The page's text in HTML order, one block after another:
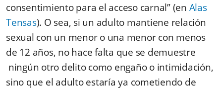
consentimiento para el acceso carnal” (en Alas
Tensas). O sea, si un adulto mantiene relación
sexual con un menor o una menor con menos
de 12 años, no hace falta que se demuestre
ningún otro delito como engaño o intimidación,
sino que el adulto estaría ya cometiendo de